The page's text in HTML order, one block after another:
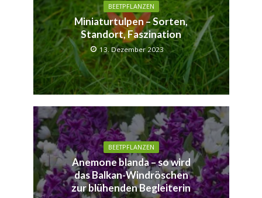
BEETPFLANZEN
Miniaturtulpen – Sorten,
Standort, Faszination
13. Dezember 2023
BEETPFLANZEN
Anemone blanda – so wird
das Balkan-Windröschen
zur blühenden Begleiterin